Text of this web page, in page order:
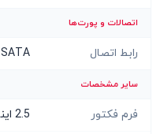
اتصالات و پورت‌ها
رابط اتصال SATA
سایر مشخصات
فرم فکتور 2.5 اینچ